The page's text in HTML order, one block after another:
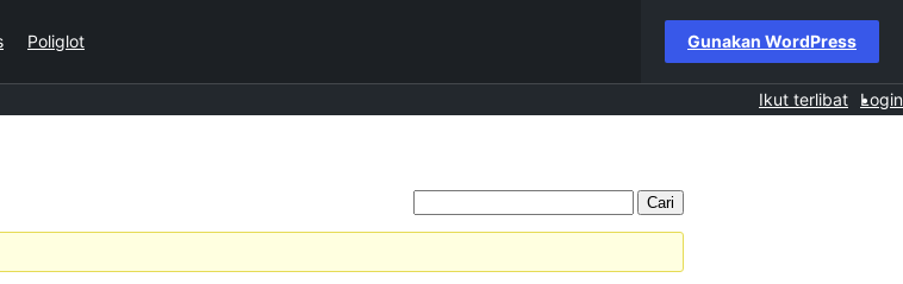
Poliglot Gunakan WordPress
Ikut terlibat Login